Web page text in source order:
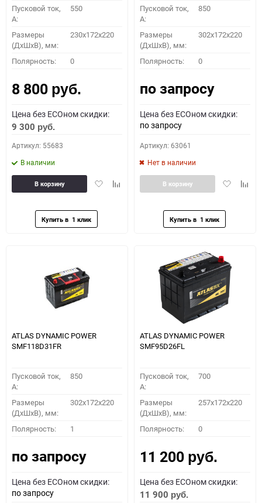
Пусковой ток,
A:
550
Размеры
(ДхШхВ), мм:
230x172x220
Полярность: 0
8 800 руб.
Цена без ECOном скидки:
9 300 руб.
Артикул: 55683
В наличии
ДобавитьДобавить
В корзину
Пусковой ток,
A:
850
Размеры
(ДхШхВ), мм:
302x172x220
Полярность: 0
по запросу
Цена без ECOном скидки:
по запросу
Артикул: 63061
Нет в наличии
Добавить
В корзину
ATLAS DYNAMIC POWER
SMF118D31FR
Пусковой ток,
A:
850
Размеры
(ДхШхВ), мм:
302x172x220
Полярность: 1
по запросу
Цена без ECOном скидки:
по запросу
ATLAS DYNAMIC POWER
SMF95D26FL
Пусковой ток,
A:
700
Размеры
(ДхШхВ), мм:
257x172x220
Полярность: 0
11 200 руб.
Цена без ECOном скидки:
11 900 руб.